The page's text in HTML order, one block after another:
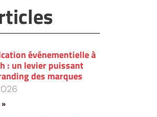
événementielle à
: un levier puissant
des marques